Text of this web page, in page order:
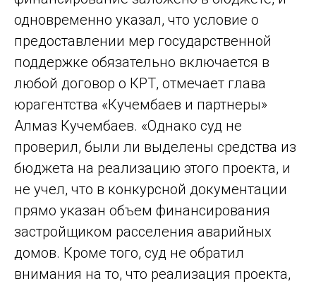
одновременно указал, что условие о
предоставлении мер государственной
поддержке обязательно включается в
любой договор о КРТ, отмечает глава
юрагентства «Кучембаев и партнеры»
Алмаз Кучембаев. «Однако суд не
проверил, были ли выделены средства из
бюджета на реализацию этого проекта, и
не учел, что в конкурсной документации
прямо указан объем финансирования
застройщиком расселения аварийных
домов. Кроме того, суд не обратил
внимания на то, что реализация проекта,